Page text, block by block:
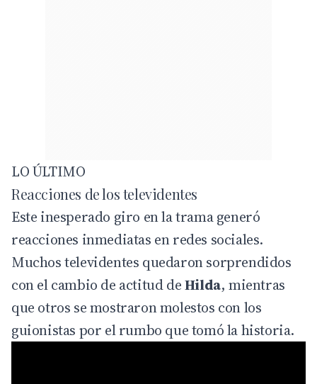
LO ÚLTIMO
Reacciones de los televidentes
Este inesperado giro en la trama generó
reacciones inmediatas en redes sociales.
Muchos televidentes quedaron sorprendidos
con el cambio de actitud deHilda, mientras
que otros se mostraron molestos con los
guionistas por el rumbo que tomó la historia.